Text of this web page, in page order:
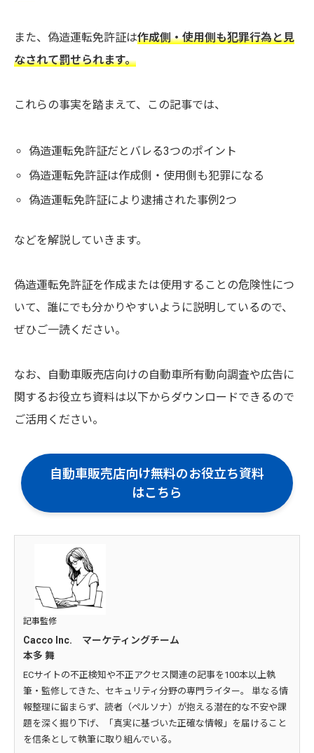
また、偽造運転免許証は作成側・使用側も犯罪行為と見
なされて罰せられます。
これらの事実を踏まえて、この記事では、
偽造運転免許証だとバレる3つのポイント
偽造運転免許証は作成側・使用側も犯罪になる
偽造運転免許証により逮捕された事例2つ
などを解説していきます。
偽造運転免許証を作成または使用することの危険性につ
いて、誰にでも分かりやすいように説明しているので、
ぜひご一読ください。
なお、自動車販売店向けの自動車所有動向調査や広告に
関するお役立ち資料は以下からダウンロードできるので
ご活用ください。
自動車販売店向け無料のお役立ち資料
はこちら
記事監修
Cacco Inc. マーケティングチーム
本多 舞
ECサイトの不正検知や不正アクセス関連の記事を100本以上執
筆・監修してきた、セキュリティ分野の専門ライター。 単なる情
報整理に留まらず、読者（ペルソナ）が抱える潜在的な不安や課
題を深く掘り下げ、「真実に基づいた正確な情報」を届けること
を信条として執筆に取り組んでいる。